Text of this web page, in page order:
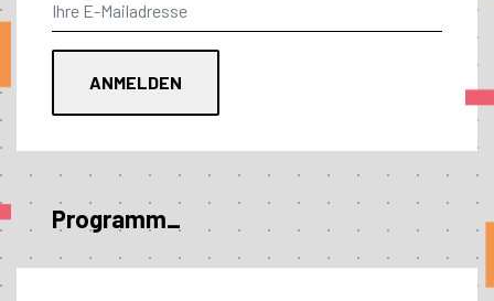
Programm_